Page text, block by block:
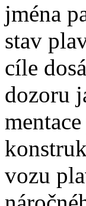
jména
stav
cíle
dozoru
vozu